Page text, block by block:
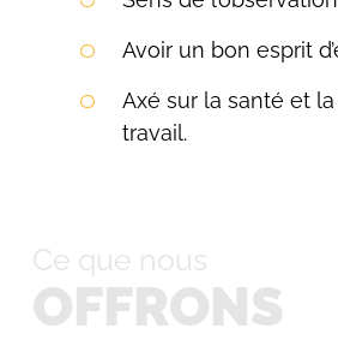
Avoir un bon esprit
Axé sur la santé et
travail.
Ce que nous
OFFRONS